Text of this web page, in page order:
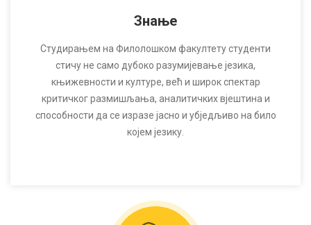
Знање
Студирањем на Филолошком факултету студенти
стичу не само дубоко разумијевање језика,
књижевности и културе, већ и широк спектар
критичког размишљања, аналитичких вјештина и
способности да се изразе јасно и убједљиво на било
којем језику.